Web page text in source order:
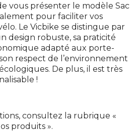
vous présenter le modèle Sac
pour faciliter vos
Le Vicbike se distingue par
design robuste, sa praticité
adapté aux porte-
respect de l’environnement
De plus, il est très
!
consultez la rubrique «
produits ».